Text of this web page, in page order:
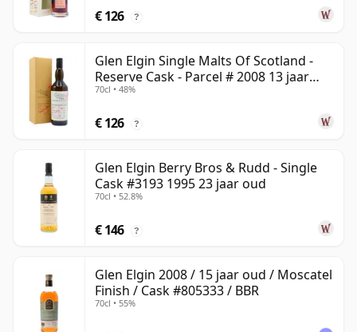
€ 126 ?
Glen Elgin Single Malts Of Scotland -
Reserve Cask - Parcel # 2008 13 jaar
oud
70cl • 48%
€ 126 ?
Glen Elgin Berry Bros & Rudd - Single
Cask #3193 1995 23 jaar oud
70cl • 52.8%
€ 146 ?
Glen Elgin 2008 / 15 jaar oud / Moscatel
Finish / Cask #805333 / BBR
70cl • 55%